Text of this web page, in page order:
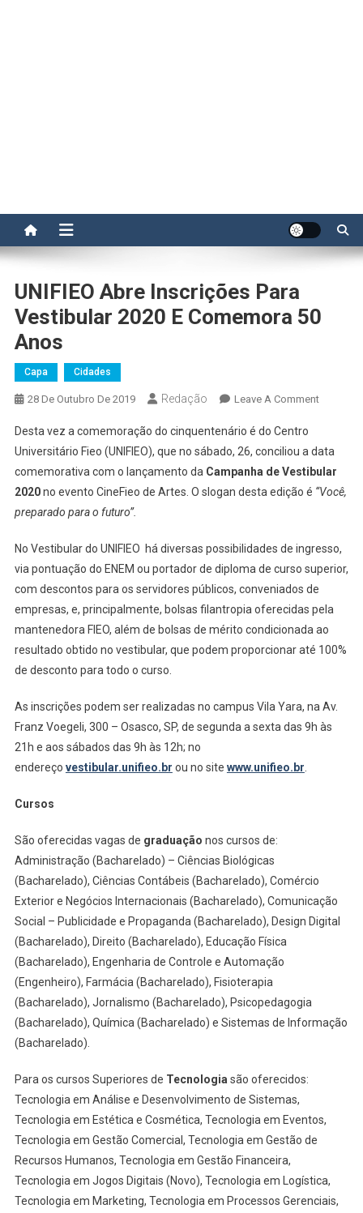
UNIFIEO Abre Inscrições Para
Vestibular 2020 E Comemora 50
Anos
Capa Cidades
28 De Outubro De 2019 Redação Leave A CommentOn
Para
50
Desta vez a comemoração do cinquentenário é do Centro
Universitário Fieo (UNIFIEO), que no sábado, 26, conciliou a data
comemorativa com o lançamento da Campanha de Vestibular
2020no evento CineFieo de Artes. O slogan desta edição é “Você,
preparado para o futuro”.
No Vestibular do UNIFIEO há diversas possibilidades de ingresso,
via pontuação do ENEM ou portador de diploma de curso superior,
com descontos para os servidores públicos, conveniados de
empresas, e, principalmente, bolsas filantropia oferecidas pela
mantenedora FIEO, além de bolsas de mérito condicionada ao
resultado obtido no vestibular, que podem proporcionar até 100%
de desconto para todo o curso.
As inscrições podem ser realizadas no campus Vila Yara, na Av.
Franz Voegeli, 300 – Osasco, SP, de segunda a sexta das 9h às
21h e aos sábados das 9h às 12h; no
endereço vestibular.unifieo.br ou no site www.unifieo.br
Cursos
São oferecidas vagas de graduação nos cursos de:
Administração (Bacharelado) – Ciências Biológicas
(Bacharelado), Ciências Contábeis (Bacharelado), Comércio
Exterior e Negócios Internacionais (Bacharelado), Comunicação
Social – Publicidade e Propaganda (Bacharelado), Design Digital
(Bacharelado), Direito (Bacharelado), Educação Física
(Bacharelado), Engenharia de Controle e Automação
(Engenheiro), Farmácia (Bacharelado), Fisioterapia
(Bacharelado), Jornalismo (Bacharelado), Psicopedagogia
(Bacharelado), Química (Bacharelado) e Sistemas de Informação
(Bacharelado).
Para os cursos Superiores de Tecnologia são oferecidos:
Tecnologia em Análise e Desenvolvimento de Sistemas,
Tecnologia em Estética e Cosmética, Tecnologia em Eventos,
Tecnologia em Gestão Comercial, Tecnologia em Gestão de
Recursos Humanos, Tecnologia em Gestão Financeira,
Tecnologia em Jogos Digitais (Novo), Tecnologia em Logística,
Tecnologia em Marketing, Tecnologia em Processos Gerenciais,